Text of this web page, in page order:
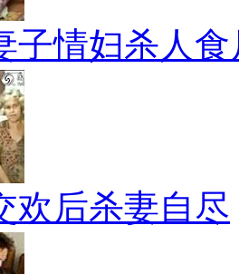
子情妇杀人食
欢后杀妻自尽